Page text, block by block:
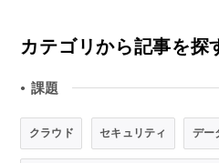
カテゴリから記事を探
● 課題
クラウド セキュリティ デー